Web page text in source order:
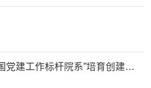
喜讯！我院入选第四批“全国党建工作标杆院系”培育创建单位